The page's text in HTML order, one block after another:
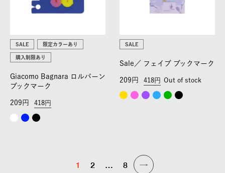
SALE 限定カラーあり
購入制限あり
Giacomo Bagnara ロルバーン
ブックマーク
418
209
SALE
Sale／ フェイブ ブックマーク
418
209 Out of stock
1 2 … 8